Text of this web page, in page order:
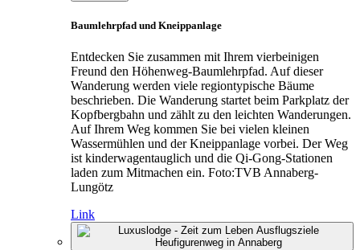
Baumlehrpfad und Kneippanlage
Entdecken Sie zusammen mit Ihrem vierbeinigen
Freund den Höhenweg-Baumlehrpfad. Auf dieser
Wanderung werden viele regiontypische Bäume
beschrieben. Die Wanderung startet beim Parkplatz der
Kopfbergbahn und zählt zu den leichten Wanderungen.
Auf Ihrem Weg kommen Sie bei vielen kleinen
Wassermühlen und der Kneippanlage vorbei. Der Weg
ist kinderwagentauglich und die Qi-Gong-Stationen
laden zum Mitmachen ein. Foto:TVB Annaberg-
Lungötz
Link